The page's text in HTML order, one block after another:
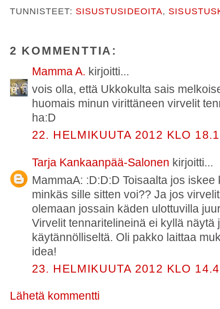
TUNNISTEET: SISUSTUSIDEOITA,
2 KOMMENTTIA:
Mamma A. kirjoitti...
vois olla, että Ukkokulta sais
huomais minun virittäneen virvelit
ha:D
22. HELMIKUUTA 2012 KLO
Tarja Kankaanpää-Salonen kirjoitti...
MammaA: :D:D:D Toisaalta jos
minkäs sille sitten voi?? Ja jos
olemaan jossain käden ulottuvilla
Virvelit tennaritelineinä ei kyllä näytä
käytännölliseltä. Oli pakko laittaa
idea!
23. HELMIKUUTA 2012 KLO
Lähetä kommentti